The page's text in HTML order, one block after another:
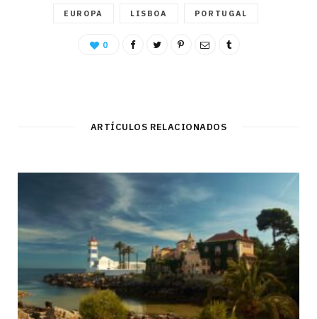
EUROPA LISBOA PORTUGAL
0
ARTÍCULOS RELACIONADOS